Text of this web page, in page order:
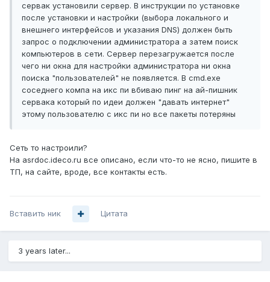
сервак установили сервер. В инструкции по установке
после установки и настройки (выбора локального и
внешнего интерфейсов и указания DNS) должен быть
запрос о подключении администратора а затем поиск
компьютеров в сети. Сервер перезагружается после
чего ни окна для настройки администратора ни окна
поиска "пользователей" не появляется. В cmd.exe
соседнего компа на икс пи вбиваю пинг на ай-пишник
сервака который по идеи должен "давать интернет"
этому пользователю с икс пи но все пакеты потеряны
Сеть то настроили?
На asrdoc.ideco.ru все описано, если что-то не ясно, пишите в
ТП, на сайте, вроде, все контакты есть.
Вставить ник Цитата
3 years later...